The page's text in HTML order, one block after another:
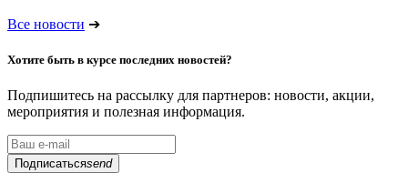
Все новости ➔
Хотите быть в курсе последних новостей?
Подпишитесь на рассылку для партнеров: новости, акции,
мероприятия и полезная информация.
Подписатьсяsend